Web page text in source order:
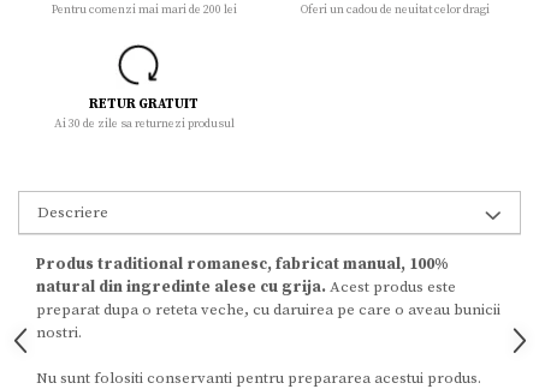
Pentru comenzi mai mari de 200 lei Oferi un cadou de neuitat celor dragi
RETUR GRATUIT
Ai 30 de zile sa returnezi produsul
Descriere
Produs traditional romanesc, fabricat manual, 100%
natural din ingredinte alese cu grija.Acest produs este
preparat dupa o reteta veche, cu daruirea pe care o aveau bunicii
nostri.
Nu sunt folositi conservanti pentru prepararea acestui produs.